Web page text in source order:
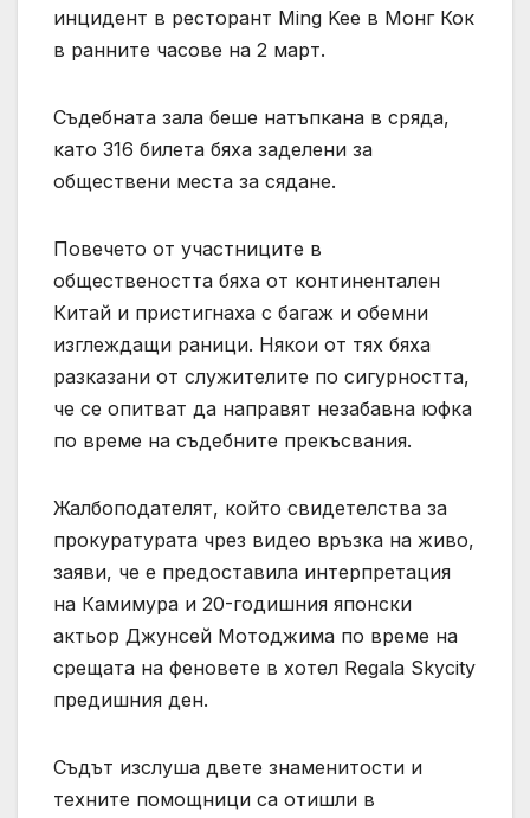
инцидент в ресторант Ming Kee в Монг Кок
в ранните часове на 2 март.
Съдебната зала беше натъпкана в сряда,
като 316 билета бяха заделени за
обществени места за сядане.
Повечето от участниците в
обществеността бяха от континентален
Китай и пристигнаха с багаж и обемни
изглеждащи раници. Някои от тях бяха
разказани от служителите по сигурността,
че се опитват да направят незабавна юфка
по време на съдебните прекъсвания.
Жалбоподателят, който свидетелства за
прокуратурата чрез видео връзка на живо,
заяви, че е предоставила интерпретация
на Камимура и 20-годишния японски
актьор Джунсей Мотоджима по време на
срещата на феновете в хотел Regala Skycity
предишния ден.
Съдът изслуша двете знаменитости и
техните помощници са отишли в